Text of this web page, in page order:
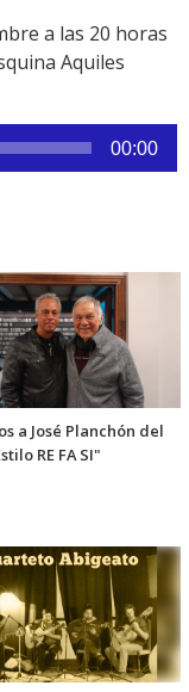
a las 20 horas
Aquiles
00:00
a José Planchón del
RE FA SI"